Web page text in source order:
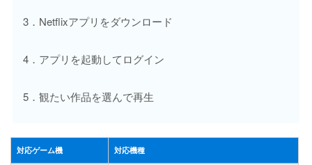
3．Netflixアプリをダウンロード
4．アプリを起動してログイン
5．観たい作品を選んで再生
対応ゲーム機 対応機種